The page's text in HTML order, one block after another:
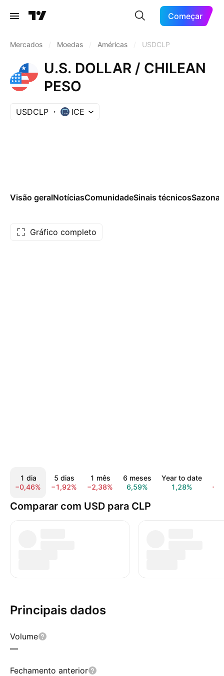
Começar
Mercados Moedas Américas USDCLP
U.S. DOLLAR / CHILEAN
PESO
USDCLP ICE
Visão geralNotíciasComunidadeSinais técnicos
Gráfico completo
1 dia
−0,46%
5 dias
−1,92%
1 mês
−2,38%
6 meses
6,59%
Year to date
1,28%
Comparar com USD para CLP
Principais dados
Volume
—
Fechamento anterior